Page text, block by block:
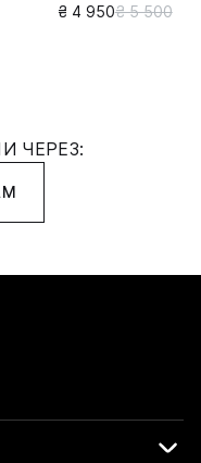
₴ 4 950₴ 5 500
ЧЕРЕЗ: